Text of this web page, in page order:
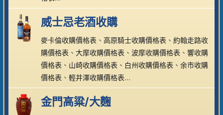
威士忌老酒收購
麥卡倫收購價格表 、 高原騎士收購價格表 、 約翰走路收
購價格表 、 大摩收購價格表 、 波摩收購價格表 、 響收購
價格表 、 山崎收購價格表 、 白州收購價格表 、 余市收購
價格表 、 輕井澤收購價格表...
金門高粱/大麴